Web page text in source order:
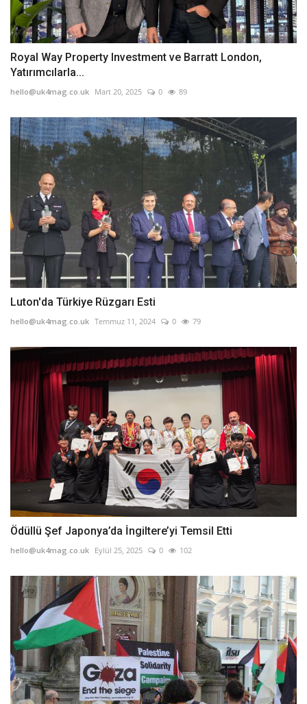
Royal Way Property Investment ve Barratt London,
Yatırımcılarla...
hello@uk4mag.co.uk Mart 20, 2025 0 89
Luton'da Türkiye Rüzgarı Esti
hello@uk4mag.co.uk Temmuz 11, 2024 0 79
Ödüllü Şef Japonya’da İngiltere’yi Temsil Etti
hello@uk4mag.co.uk Eylül 25, 2025 0 102